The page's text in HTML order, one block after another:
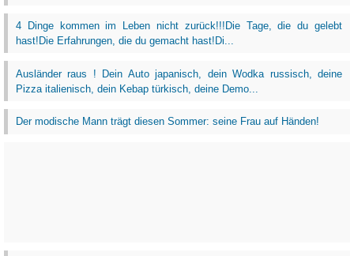
4 Dinge kommen im Leben nicht zurück!!!Die Tage, die du gelebt
hast!Die Erfahrungen, die du gemacht hast!Di...
Ausländer raus ! Dein Auto japanisch, dein Wodka russisch, deine
Pizza italienisch, dein Kebap türkisch, deine Demo...
Der modische Mann trägt diesen Sommer: seine Frau auf Händen!